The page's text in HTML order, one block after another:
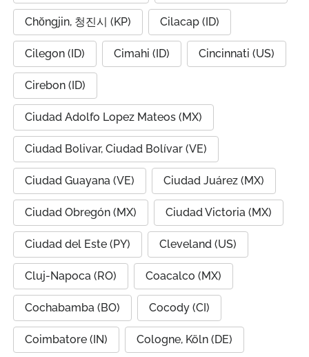
Chŏngjin, 청진시 (KP) Cilacap (ID)
Cilegon (ID) Cimahi (ID) Cincinnati (US)
Cirebon (ID)
Ciudad Adolfo Lopez Mateos (MX)
Ciudad Bolivar, Ciudad Bolívar (VE)
Ciudad Guayana (VE) Ciudad Juárez (MX)
Ciudad Obregón (MX) Ciudad Victoria (MX)
Ciudad del Este (PY) Cleveland (US)
Cluj-Napoca (RO) Coacalco (MX)
Cochabamba (BO) Cocody (CI)
Coimbatore (IN) Cologne, Köln (DE)